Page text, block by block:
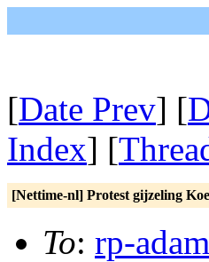
[Date Prev] [
Index] [
[Nettime-nl] Protest gijzeling
To: rp-